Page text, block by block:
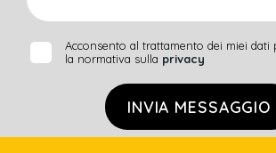
Acconsento al trattamento dei miei dati
la normativa sulla privacy
INVIA MESSAGGIO